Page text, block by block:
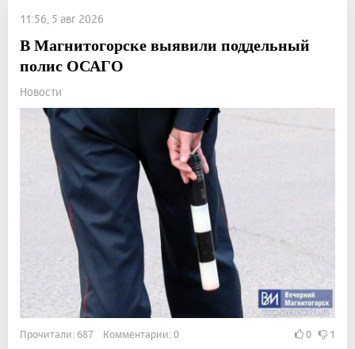
11:56, 5 авг 2026
В Магнитогорске выявили поддельный
полис ОСАГО
Новости
Прочитали: 687 Комментарии: 0 0 1